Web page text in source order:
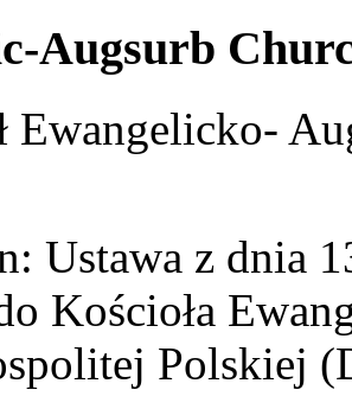
Augsurb
Ustawa z dnia
Kościoła
Polskiej